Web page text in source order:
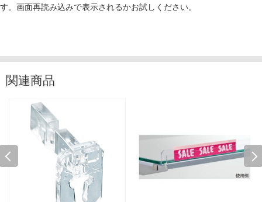
す。画面再読み込みで表示されるかお試しください。
関連商品